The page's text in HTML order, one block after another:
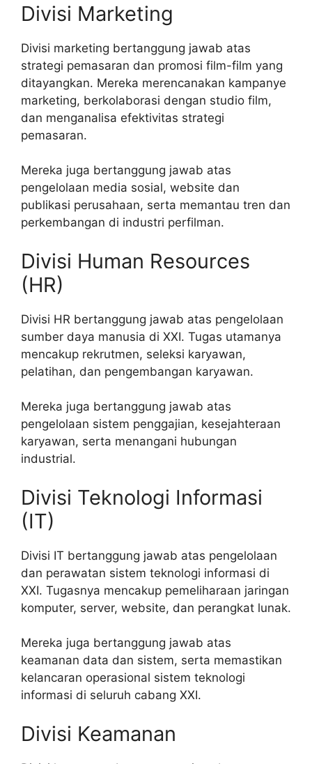
Divisi Marketing
Divisi marketing bertanggung jawab atas
strategi pemasaran dan promosi film-film yang
ditayangkan. Mereka merencanakan kampanye
marketing, berkolaborasi dengan studio film,
dan menganalisa efektivitas strategi
pemasaran.
Mereka juga bertanggung jawab atas
pengelolaan media sosial, website dan
publikasi perusahaan, serta memantau tren dan
perkembangan di industri perfilman.
Divisi Human Resources
(HR)
Divisi HR bertanggung jawab atas pengelolaan
sumber daya manusia di XXI. Tugas utamanya
mencakup rekrutmen, seleksi karyawan,
pelatihan, dan pengembangan karyawan.
Mereka juga bertanggung jawab atas
pengelolaan sistem penggajian, kesejahteraan
karyawan, serta menangani hubungan
industrial.
Divisi Teknologi Informasi
(IT)
Divisi IT bertanggung jawab atas pengelolaan
dan perawatan sistem teknologi informasi di
XXI. Tugasnya mencakup pemeliharaan jaringan
komputer, server, website, dan perangkat lunak.
Mereka juga bertanggung jawab atas
keamanan data dan sistem, serta memastikan
kelancaran operasional sistem teknologi
informasi di seluruh cabang XXI.
Divisi Keamanan